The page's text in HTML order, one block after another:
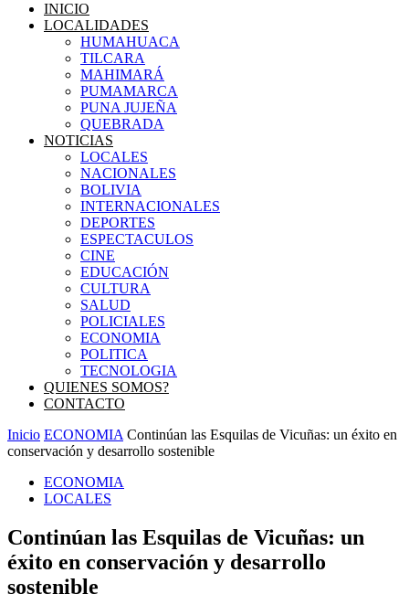
INICIO
LOCALIDADES
HUMAHUACA
TILCARA
MAHIMARÁ
PUMAMARCA
PUNA JUJEÑA
QUEBRADA
NOTICIAS
LOCALES
NACIONALES
BOLIVIA
INTERNACIONALES
DEPORTES
ESPECTACULOS
CINE
EDUCACIÓN
CULTURA
SALUD
POLICIALES
ECONOMIA
POLITICA
TECNOLOGIA
QUIENES SOMOS?
CONTACTO
Inicio ECONOMIA Continúan las Esquilas de Vicuñas: un éxito en
conservación y desarrollo sostenible
ECONOMIA
LOCALES
Continúan las Esquilas de Vicuñas: un
éxito en conservación y desarrollo
sostenible